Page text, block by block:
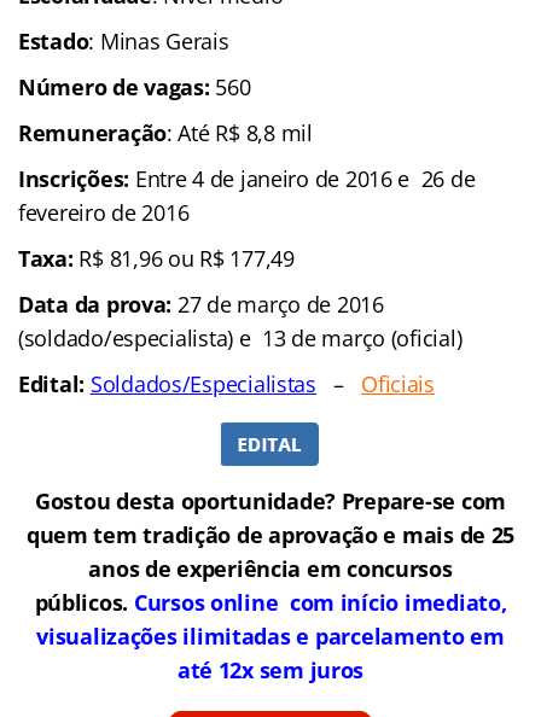
Estado: Minas Gerais
Número de vagas: 560
Remuneração: Até R$ 8,8 mil
Inscrições: Entre 4 de janeiro de 2016 e 26 de
fevereiro de 2016
Taxa: R$ 81,96 ou R$ 177,49
Data da prova: 27 de março de 2016
(soldado/especialista) e 13 de março (oficial)
Edital: Soldados/Especialistas – Oficiais
Gostou desta oportunidade? Prepare-se com
quem tem tradição de aprovação e mais de 25
anos de experiência em concursos
públicos. Cursos online com início imediato,
visualizações ilimitadas e parcelamento em
até 12x sem juros